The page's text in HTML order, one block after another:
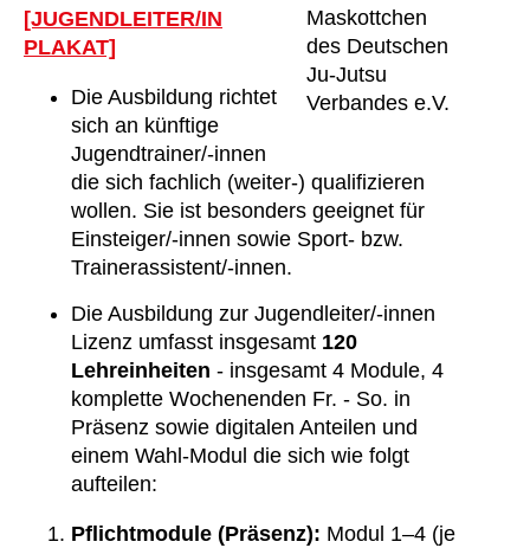
[JUGENDLEITER/IN
PLAKAT]
Die Ausbildung richtet
sich an künftige
Jugendtrainer/-innen
die sich fachlich (weiter-) qualifizieren
wollen. Sie ist besonders geeignet für
Einsteiger/-innen sowie Sport- bzw.
Trainerassistent/-innen.
Die Ausbildung zur Jugendleiter/-innen
Lizenz umfasst insgesamt 120
Lehreinheiten - insgesamt 4 Module, 4
komplette Wochenenden Fr. - So. in
Präsenz sowie digitalen Anteilen und
einem Wahl-Modul die sich wie folgt
aufteilen:
Pflichtmodule (Präsenz): Modul 1–4 (je